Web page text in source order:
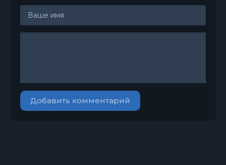
Добавить комментарий